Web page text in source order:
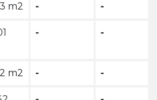
m2 - -
- -
m2 - -